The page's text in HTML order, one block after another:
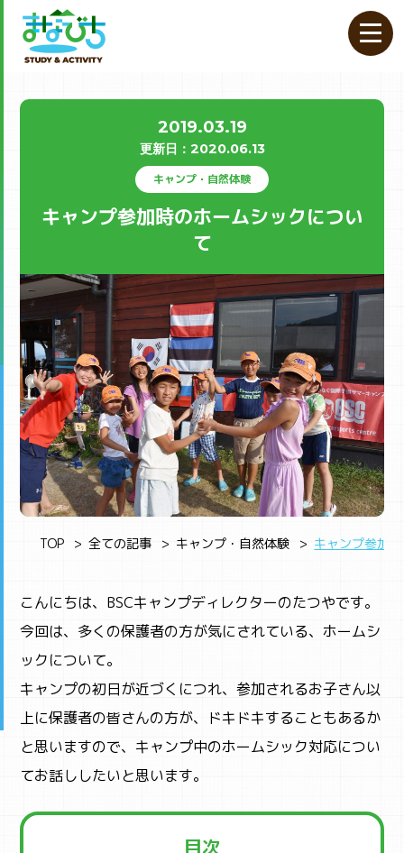
2019.03.19
更新⽇： 2020.06.13
キャンプ・自然体験
キャンプ参加時のホームシックについ
て
TOP 全ての記事 キャンプ・自然体験 キャンプ参加
こんにちは、BSCキャンプディレクターのたつやです。
今回は、多くの保護者の方が気にされている、ホームシ
ックについて。
キャンプの初日が近づくにつれ、参加されるお子さん以
上に保護者の皆さんの方が、ドキドキすることもあるか
と思いますので、キャンプ中のホームシック対応につい
てお話ししたいと思います。
目次